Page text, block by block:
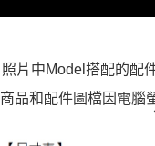
每筆NT$120
照片中Model搭配的配
商品和配件圖檔因電腦